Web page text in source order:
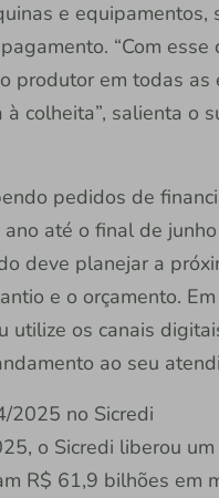
e equipamentos,
“Com
produtor em todas
colheita”, salienta o
pedidos de
até o final de
deve planejar a
e o orçamento.
utilize os canais
ao seu
2025 no Sicredi
o Sicredi liberou
R$ 61,9 bilhões em